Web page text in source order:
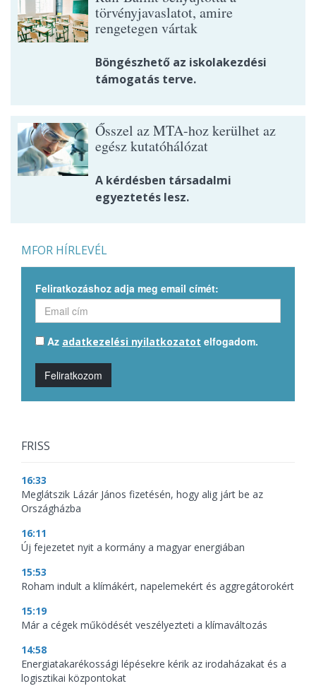
törvényjavaslatot, amire
rengetegen vártak
Böngészhető az iskolakezdési
támogatás terve.
Ősszel az MTA-hoz kerülhet az
egész kutatóhálózat
A kérdésben társadalmi
egyeztetés lesz.
MFOR HÍRLEVÉL
Feliratkozáshoz adja meg email címét:
Az adatkezelési nyilatkozatot elfogadom.
Feliratkozom
FRISS
16:33
Meglátszik Lázár János fizetésén, hogy alig járt be az
Országházba
16:11
Új fejezetet nyit a kormány a magyar energiában
15:53
Roham indult a klímákért, napelemekért és aggregátorokért
15:19
Már a cégek működését veszélyezteti a klímaváltozás
14:58
Energiatakarékossági lépésekre kérik az irodaházakat és a
logisztikai központokat